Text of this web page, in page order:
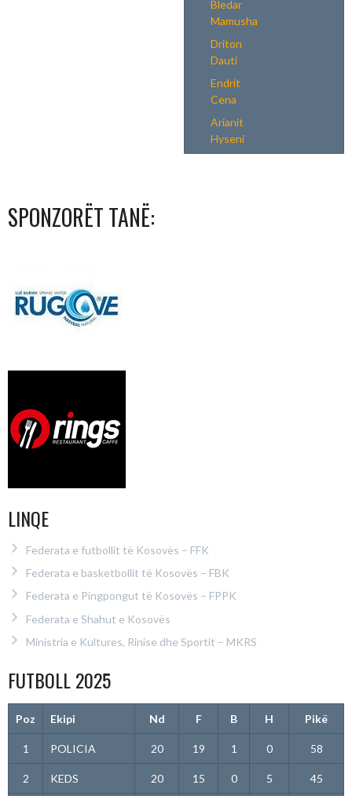
Bledar
Mamusha
Driton
Dauti
Endrit
Cena
Arianit
Hyseni
SPONZORËT TANË:
LINQE
Federata e futbollit të Kosovës – FFK
Federata e basketbollit të Kosovës – FBK
Federata e Pingpongut të Kosovës – FPPK
Federata e Shahut e Kosovës
Ministria e Kultures, Rinise dhe Sportit – MKRS
FUTBOLL 2025
Poz Ekipi Nd F B H Pikë
1 POLICIA 20 19 1 0 58
2 KEDS 20 15 0 5 45